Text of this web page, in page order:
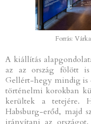
Forrás:
A kiállítás
az az ország fölött
Gellért-hegy mindig is
történelmi korokban
kerültek a tetejére.
Habsburg-erőd, majd